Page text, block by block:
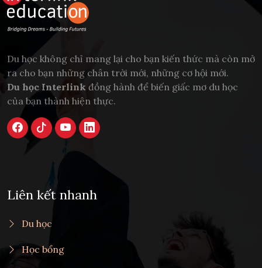
Du học không chỉ mang lại cho bạn kiến thức mà còn mở
ra cho bạn những chân trời mới, những cơ hội mới.
Du học Interlink đồng hành để biến giấc mơ du học
của bạn thành hiện thực.
Liên kết nhanh
Du học
Học bổng